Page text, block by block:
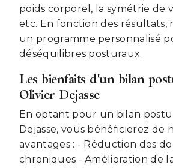
poids corporel, la symétrie de
etc. En fonction des résultats,
un programme personnalisé
déséquilibres posturaux.
Les bienfaits d'un bilan
Olivier Dejasse
En optant pour un bilan
Dejasse, vous bénéficierez de
avantages : - Réduction des
chroniques - Amélioration de